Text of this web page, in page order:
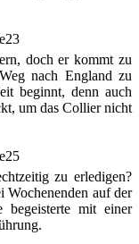
doch er kommt zu
nach England zu
beginnt, denn auch
um das Collier nicht
zu erledigen?
Wochenenden auf der
begeisterte mit einer